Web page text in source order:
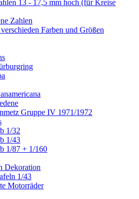
13 - 17,5 mm hoch (für Kreise
Zahlen
Farben und Größen
Gruppe IV 1971/1972
1/32
1/43
1/87 + 1/160
Dekoration
1/43
Motorräder